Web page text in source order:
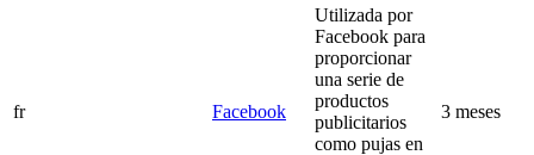
fr Facebook
Utilizada por
Facebook para
proporcionar
una serie de
productos
publicitarios
como pujas en
3 meses